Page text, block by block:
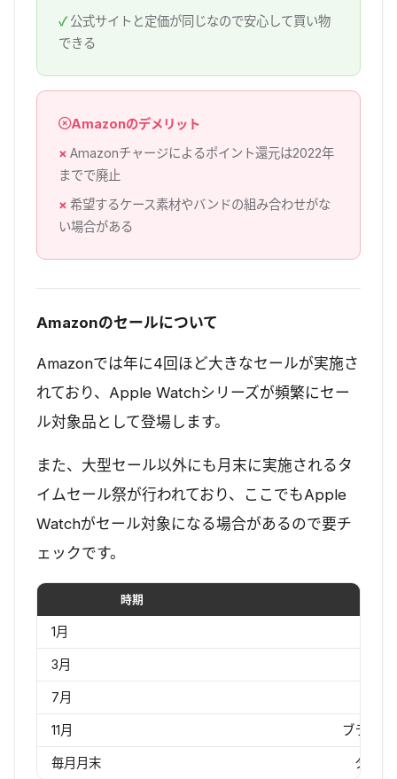
公式サイトと定価が同じなので安心して買い物
できる
Amazonのデメリット
Amazonチャージによるポイント還元は2022年
までで廃止
希望するケース素材やバンドの組み合わせがな
い場合がある
Amazonのセールについて
Amazonでは年に4回ほど大きなセールが実施さ
れており、Apple Watchシリーズが頻繁にセー
ル対象品として登場します。
また、大型セール以外にも月末に実施されるタ
イムセール祭が行われており、ここでもApple
Watchがセール対象になる場合があるので要チ
ェックです。
時期
1月
3月
7月
11月 ブラック
毎月月末 タイム